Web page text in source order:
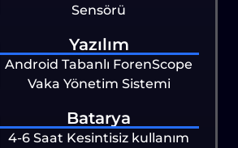
Sensörü
Yazılım
Android Tabanlı ForenScope
Vaka Yönetim Sistemi
Batarya
4-6 Saat Kesintisiz kullanım